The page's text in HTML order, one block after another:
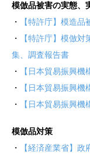
模倣品被害の実態、
・
【特許庁】模造品
・
【特許庁】模倣
集、調査報告書
・
【日本貿易振興
・
【日本貿易振興
・
【日本貿易振興
模倣品対策
・
【経済産業省】